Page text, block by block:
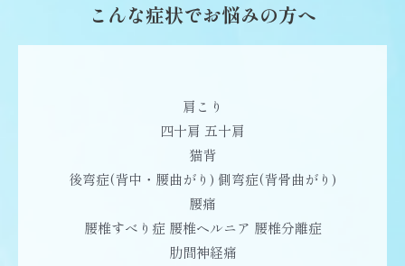
こんな症状でお悩みの方へ
肩こり
四十肩 五十肩
猫背
後弯症(背中・腰曲がり) 側弯症(背骨曲がり)
腰痛
腰椎すべり症 腰椎ヘルニア 腰椎分離症
肋間神経痛